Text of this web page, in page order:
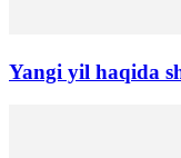
Yangi yil haqida